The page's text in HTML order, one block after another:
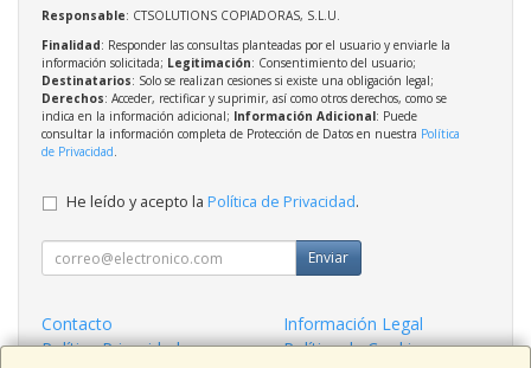
Responsable: CTSOLUTIONS COPIADORAS, S.L.U.
Finalidad: Responder las consultas planteadas por el usuario y enviarle la
información solicitada; Legitimación: Consentimiento del usuario;
Destinatarios: Solo se realizan cesiones si existe una obligación legal;
Derechos: Acceder, rectificar y suprimir, así como otros derechos, como se
indica en la información adicional; Información Adicional: Puede
consultar la información completa de Protección de Datos en nuestra Política
de Privacidad.
He leído y acepto la Política de Privacidad.
Enviar
Contacto
Información Legal
Política Privacidad
Política de Cookies